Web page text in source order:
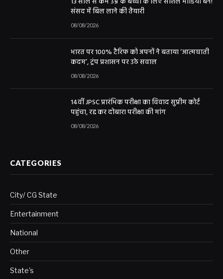
संसद में बिल लाने की तैयारी
08/08/2026
भारत पर 100% टैरिफ को अपनों ने बताया ‘आत्मघाती
कदम’, ट्रंप प्रशासन पर उठे सवाल
08/08/2026
14वीं JPSC प्रारंभिक परीक्षा का विवाद सुप्रीम कोर्ट
पहुंचा, रद्द कर दोबारा परीक्षा की मांग
08/08/2026
CATEGORIES
City/ CG State
Entertainment
National
Other
State's